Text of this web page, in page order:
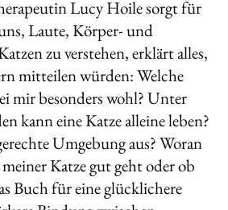
Lucy Hoile sorgt für
Laute, Körper- und
zu verstehen, erklärt alles,
mitteilen würden: Welche
mir besonders wohl? Unter
kann eine Katze alleine leben?
Umgebung aus? Woran
Katze gut geht oder ob
Buch für eine glücklichere